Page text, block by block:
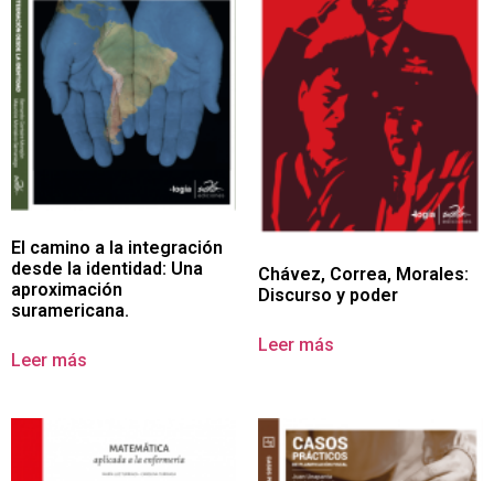
El camino a la integración
desde la identidad: Una
aproximación
suramericana.
Leer más
Chávez, Correa, Morales:
Discurso y poder
Leer más